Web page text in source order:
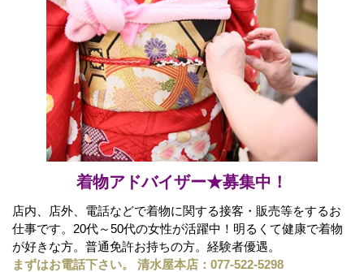
着物アドバイザー★募集中！
店内、店外、電話などで着物に関する接客・販売等をするお
仕事です。20代～50代の女性が活躍中！明るくて健康で着物
が好きな方。普通免許お持ちの方。経験者優遇。
まずはお電話下さい。 清水屋本店： 077-522-5298